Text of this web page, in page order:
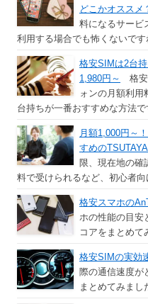
どこかオススメ
料になるサービ
利用する場合でも怖くないです
格安SIMは2台
1,980円～
格安
ォンの月額利用
台持ちが一番おすすめな方法で
月額1,000円～
すめの
限、現在地の確
料で受けられるなど、初心者向
格安スマホの
ホの性能の目安
コアをまとめて
格安SIMの実効
際の通信速度が
まとめてみまし